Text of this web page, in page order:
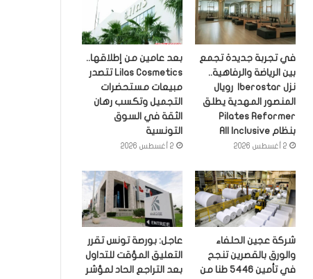
في تجربة جديدة تجمع
بين الرياضة والرفاهية..
نزل Iberostar رويال
المنصور المهدية يطلق
Pilates Reformer
بنظام All Inclusive
2 أغسطس 2026
بعد عامين من إطلاقها..
Lilas Cosmetics تتصدر
مبيعات مستحضرات
التجميل وتكسب رهان
الثقة في السوق
التونسية
2 أغسطس 2026
شركة عجين الحلفاء
والورق بالقصرين تنجح
في تأمين 5446 طنا من
عاجل: بورصة تونس تقرر
التعليق المؤقت للتداول
بعد التراجع الحاد لمؤشر